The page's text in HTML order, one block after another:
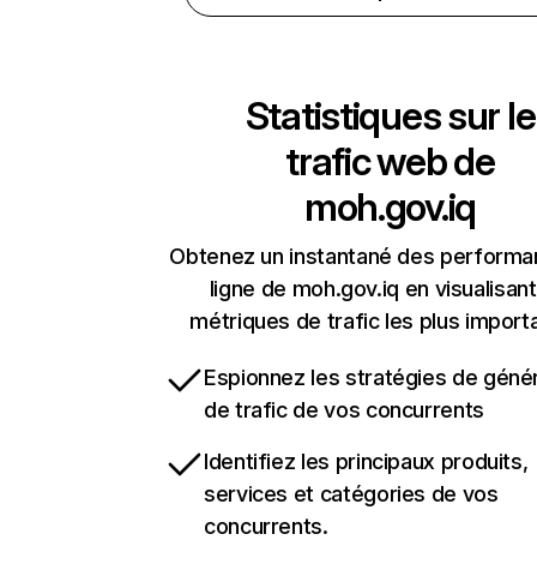
Statistiques sur le
trafic web de
moh.gov.iq
Obtenez un instantané des
ligne de moh.gov.iq en
métriques de trafic les plus
Espionnez les stratégies de
de trafic de vos concurrents
Identifiez les principaux produits,
services et catégories de vos
concurrents.